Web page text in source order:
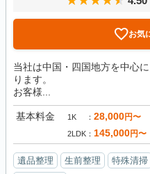
お気
当社は中国・四国地方を中心
ります。
お客様...
基本料金 1K 28,000円〜
2LDK 145,000円〜
遺品整理 生前整理 特殊清掃